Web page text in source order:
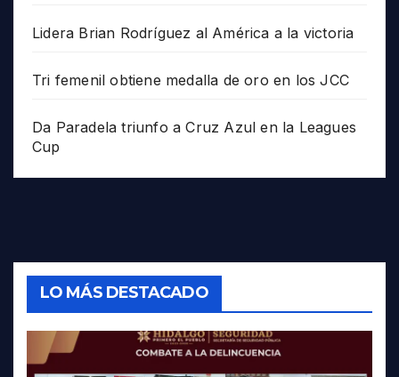
Lidera Brian Rodríguez al América a la victoria
Tri femenil obtiene medalla de oro en los JCC
Da Paradela triunfo a Cruz Azul en la Leagues
Cup
LO MÁS DESTACADO